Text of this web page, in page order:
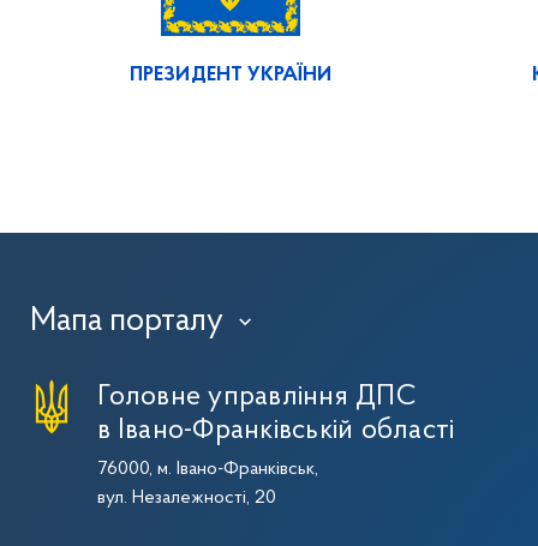
ПРЕЗИДЕНТ УКРАЇНИ
Мапа порталу ›
Головне управління ДПС
в Івано-Франківській області
76000, м. Івано-Франківськ,
вул. Незалежності, 20